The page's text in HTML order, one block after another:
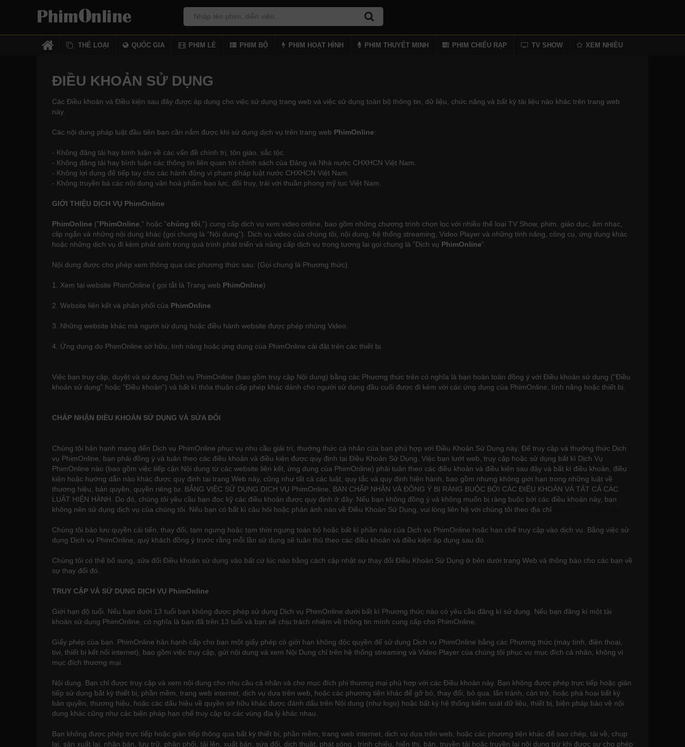
THỂ LOẠI QUỐC GIA PHIM LẺ PHIM BỘ PHIM HOẠT HÌNH PHIM THUYẾT MINH PHIM CHIẾU RẠP TV SHOW XEM NHIỀU
ĐIỀU KHOẢN SỬ DỤNG
Các Điều khoản và Điều kiện sau đây được áp dụng cho việc sử dụng trang web và việc sử dụng toàn bộ thông tin, dữ liệu, chức năng và bất kỳ tài liệu nào khác trên trang web
này.
Các nội dung pháp luật đầu tiên bạn cần nắm được khi sử dụng dịch vụ trên trang web PhimOnline:
- Không đăng tải hay bình luận về các vấn đề chính trị, tôn giáo, sắc tộc.
- Không đăng tải hay bình luận các thông tin liên quan tới chính sách của Đảng và Nhà nước CHXHCN Việt Nam.
- Không lợi dụng để tiếp tay cho các hành động vi phạm pháp luật nước CHXHCN Việt Nam.
- Không truyền bá các nội dung văn hoá phẩm bạo lực, đồi trụy, trái với thuần phong mỹ tục Việt Nam.
GIỚI THIỆU DỊCH VỤ PhimOnline
PhimOnline (‟PhimOnline ,‟ hoặc ‟chúng tôi ,‟) cung cấp dịch vụ xem video online, bao gồm những chương trình chọn lọc với nhiều thể loại TV Show, phim, giáo dục, âm nhạc,
clip ngắn và những nội dung khác (gọi chung là ‟Nội dung‟). Dịch vụ video của chúng tôi, nội dung, hệ thống streaming, Video Player và những tính năng, công cụ, ứng dụng khác
hoặc những dịch vụ đi kèm phát sinh trong quá trình phát triển và nâng cấp dịch vụ trong tương lai gọi chung là ‟Dịch vụ PhimOnline‟.
Nội dung được cho phép xem thông qua các phương thức sau: (Gọi chung là Phương thức)
1. Xem tại website PhimOnline ( gọi tắt là Trang web PhimOnline)
2. Website liên kết và phân phối của PhimOnline
3. Những website khác mà người sử dụng hoặc điều hành website được phép nhúng Video.
4. Ứng dụng do PhimOnline sở hữu, tính năng hoặc ứng dụng của PhimOnline cài đặt trên các thiết bị.
Việc bạn truy cập, duyệt và sử dụng Dịch vụ PhimOnline (bao gồm truy cập Nội dung) bằng các Phương thức trên có nghĩa là bạn hoàn toàn đồng ý với Điều khoản sử dụng (‟Điều
khoản sử dụng‟ hoặc ‟Điều khoản‟) và bất kì thỏa thuận cấp phép khác dành cho người sử dụng đầu cuối được đi kèm với các ứng dụng của PhimOnline, tính năng hoặc thiết bị.
CHẤP NHẬN ĐIỀU KHOẢN SỬ DỤNG VÀ SỬA ĐỔI
Chúng tôi hân hạnh mang đến Dịch vụ PhimOnline phục vụ nhu cầu giải trí, thưởng thức cá nhân của bạn phù hợp với Điều Khoản Sử Dụng này. Để truy cập và thưởng thức Dịch
vụ PhimOnline, bạn phải đồng ý và tuân theo các điều khoản và điều kiện được quy định tại Điều Khoản Sử Dụng. Việc bạn lướt web, truy cập hoặc sử dụng bất kì Dịch Vụ
PhimOnline nào (bao gồm việc tiếp cận Nội dung từ các website liên kết, ứng dụng của PhimOnline) phải tuân theo các điều khoản và điều kiện sau đây và bất kì điều khoản, điều
kiện hoặc hướng dẫn nào khác được quy định tại trang Web này, cũng như tất cả các luật, quy tắc và quy định hiện hành, bao gồm nhưng không giới hạn trong những luật về
thương hiệu, bản quyền, quyền riêng tư. BẰNG VIỆC SỬ DỤNG DỊCH VỤ PhimOnline, BẠN CHẤP NHẬN VÀ ĐỒNG Ý BỊ RÀNG BUỘC BỞI CÁC ĐIỀU KHOẢN VÀ TẤT CẢ CÁC
LUẬT HIỆN HÀNH. Do đó, chúng tôi yêu cầu bạn đọc kỹ các điều khoản được quy định ở đây. Nếu bạn không đồng ý và không muốn bị ràng buộc bởi các điều khoản này, bạn
không nên sử dụng dịch vụ của chúng tôi. Nếu bạn có bất kì câu hỏi hoặc phản ánh nào về Điều Khoản Sử Dụng, vui lòng liên hệ với chúng tôi theo địa chỉ
Chúng tôi bảo lưu quyền cải tiến, thay đổi, tạm ngưng hoặc tạm thời ngưng toàn bộ hoặc bất kì phần nào của Dịch vụ PhimOnline hoặc hạn chế truy cập vào dịch vụ. Bằng việc sử
dụng Dịch vụ PhimOnline, quý khách đồng ý trước rằng mỗi lần sử dụng sẽ tuân thủ theo các điều khoản và điều kiện áp dụng sau đó.
Chúng tôi có thể bổ sung, sửa đổi Điều khoản sử dụng vào bất cứ lúc nào bằng cách cập nhật sự thay đổi Điều Khoản Sử Dụng ở bên dưới trang Web và thông báo cho các bạn về
sự thay đổi đó.
TRUY CẬP VÀ SỬ DỤNG DỊCH VỤ PhimOnline
Giới hạn độ tuổi. Nếu bạn dưới 13 tuổi bạn không được phép sử dụng Dịch vụ PhimOnline dưới bất kì Phương thức nào có yêu cầu đăng kí sử dụng. Nếu bạn đăng kí một tài
khoản sử dụng PhimOnline, có nghĩa là bạn đã trên 13 tuổi và bạn sẽ chịu trách nhiệm về thông tin mình cung cấp cho PhimOnline.
Giấy phép của bạn. PhimOnline hân hạnh cấp cho bạn một giấy phép có giới hạn không độc quyền để sử dụng Dịch vụ PhimOnline bằng các Phương thức (máy tính, điện thoại,
tivi, thiết bị kết nối internet), bao gồm việc truy cập, gửi nội dung và xem Nội Dung chỉ trên hệ thống streaming và Video Player của chúng tôi phục vụ mục đích cá nhân, không vì
mục đích thương mại.
Nội dung. Bạn chỉ được truy cập và xem nội dung cho nhu cầu cá nhân và cho mục đích phi thương mại phù hợp với các Điều khoản này. Bạn không được phép trực tiếp hoặc gián
tiếp sử dụng bất kỳ thiết bị, phần mềm, trang web internet, dịch vụ dựa trên web, hoặc các phương tiện khác để gỡ bỏ, thay đổi, bỏ qua, lẩn tránh, cản trở, hoặc phá hoại bất kỳ
bản quyền, thương hiệu, hoặc các dấu hiệu về quyền sở hữu khác được đánh dấu trên Nội dung (như logo) hoặc bất kỳ hệ thống kiểm soát dữ liệu, thiết bị, biện pháp bảo vệ nội
dung khác cũng như các biện pháp hạn chế truy cập từ các vùng địa lý khác nhau.
Bạn không được phép trực tiếp hoặc gián tiếp thông qua bất kỳ thiết bị, phần mềm, trang web internet, dịch vụ dựa trên web, hoặc các phương tiện khác để sao chép, tải về, chụp
lại, sản xuất lại, nhân bản, lưu trữ, phân phối, tải lên, xuất bản, sửa đổi, dịch thuật, phát sóng , trình chiếu, hiển thị, bán, truyền tải hoặc truyền lại nội dung trừ khi được sự cho phép